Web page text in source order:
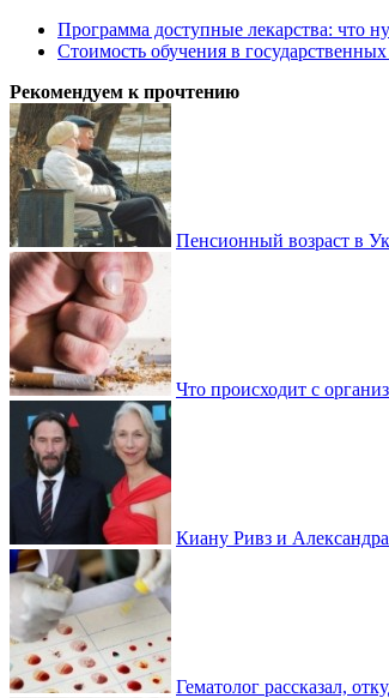
Программа доступные лекарства: что
Стоимость обучения в
Рекомендуем к прочтению
Пенсионный возраст в
Что происходит с
Киану Ривз и Александра
Гематолог рассказал,